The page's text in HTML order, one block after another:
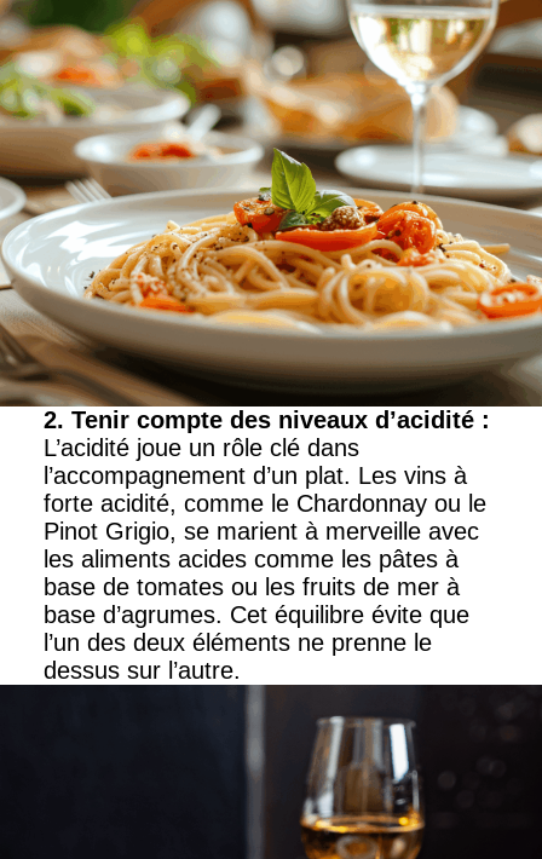
2. Tenir compte des niveaux d’acidité :
L’acidité joue un rôle clé dans
l’accompagnement d’un plat. Les vins à
forte acidité, comme le Chardonnay ou le
Pinot Grigio, se marient à merveille avec
les aliments acides comme les pâtes à
base de tomates ou les fruits de mer à
base d’agrumes. Cet équilibre évite que
l’un des deux éléments ne prenne le
dessus sur l’autre.